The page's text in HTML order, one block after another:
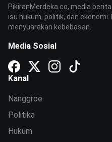
PikiranMerdeka.co, media
isu hukum, politik, dan ekonomi.
menyuarakan kebebasan.
Media Sosial
Kanal
Nanggroe
Politika
Hukum